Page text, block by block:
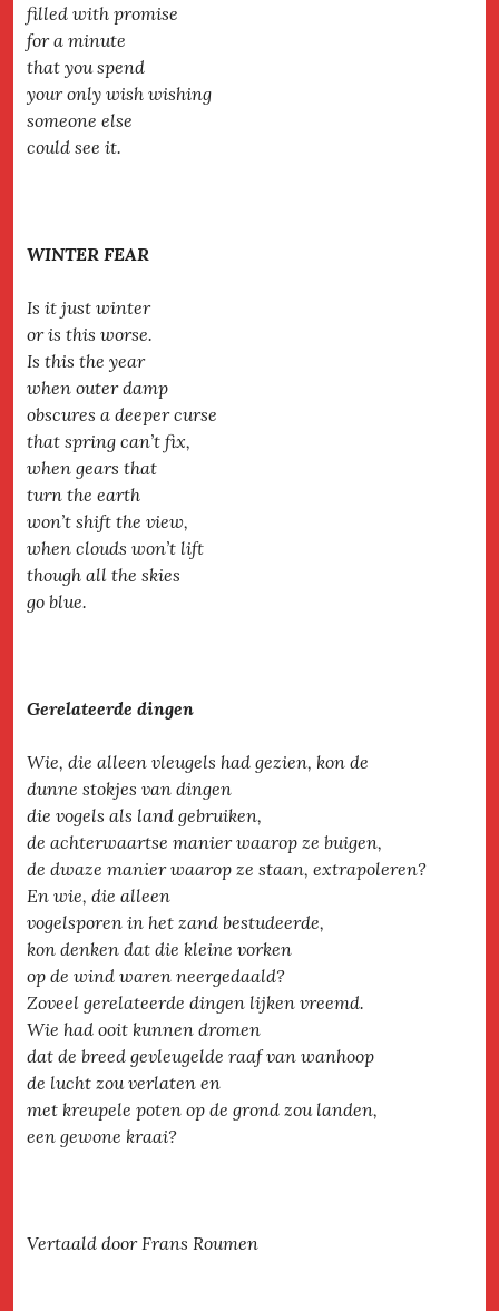
filled with promise
for a minute
that you spend
your only wish wishing
someone else
could see it.
WINTER FEAR
Is it just winter
or is this worse.
Is this the year
when outer damp
obscures a deeper curse
that spring can’t fix,
when gears that
turn the earth
won’t shift the view,
when clouds won’t lift
though all the skies
go blue.
Gerelateerde dingen
Wie, die alleen vleugels had gezien, kon de
dunne stokjes van dingen
die vogels als land gebruiken,
de achterwaartse manier waarop ze buigen,
de dwaze manier waarop ze staan, extrapoleren?
En wie, die alleen
vogelsporen in het zand bestudeerde,
kon denken dat die kleine vorken
op de wind waren neergedaald?
Zoveel gerelateerde dingen lijken vreemd.
Wie had ooit kunnen dromen
dat de breed gevleugelde raaf van wanhoop
de lucht zou verlaten en
met kreupele poten op de grond zou landen,
een gewone kraai?
Vertaald door Frans Roumen